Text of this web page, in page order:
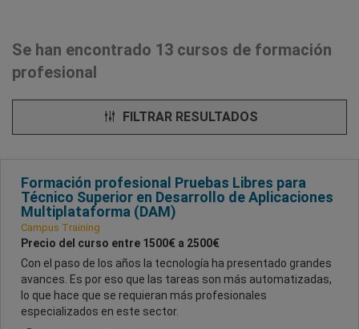
Se han encontrado 13 cursos de formación
profesional
FILTRAR RESULTADOS
Formación profesional Pruebas Libres para
Técnico Superior en Desarrollo de Aplicaciones
Multiplataforma (DAM)
Campus Training
Precio del curso entre 1500€ a 2500€
Con el paso de los años la tecnología ha presentado grandes
avances. Es por eso que las tareas son más automatizadas,
lo que hace que se requieran más profesionales
especializados en este sector.